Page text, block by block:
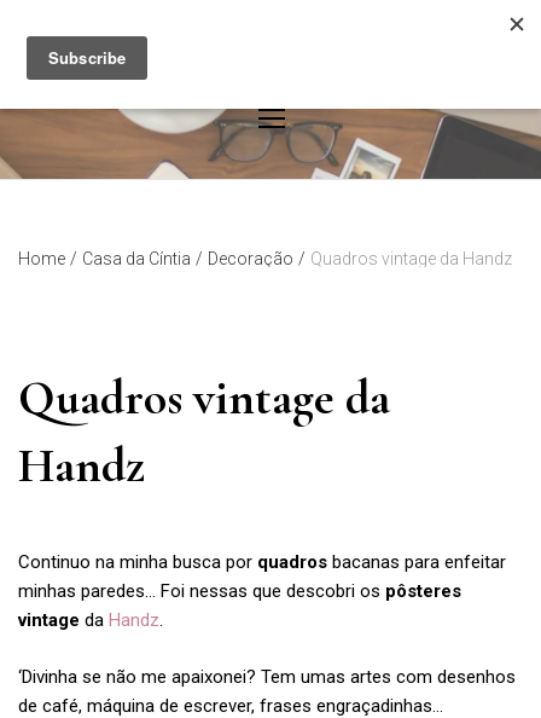
content
Home / Casa da Cíntia / Decoração / Quadros vintage da Handz
Quadros vintage da
Handz
Continuo na minha busca por quadros bacanas para enfeitar
minhas paredes… Foi nessas que descobri os pôsteres
vintage da Handz.
‘Divinha se não me apaixonei? Tem umas artes com desenhos
de café, máquina de escrever, frases engraçadinhas…